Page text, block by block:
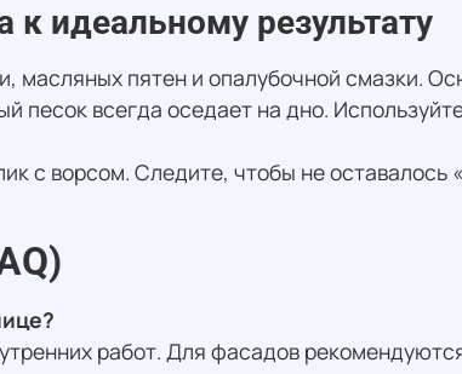
идеальному результату
масляных пятен и опалубочной смазки.
песок всегда оседает на дно.
с ворсом. Следите, чтобы не
работ. Для фасадов